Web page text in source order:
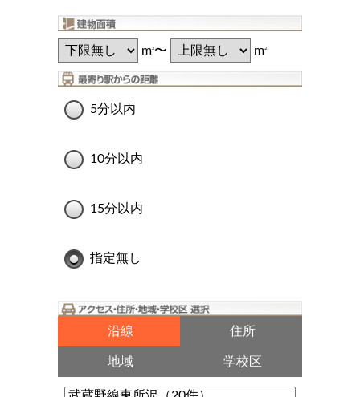
m2〜 m2
5分以内
10分以内
15分以内
指定無し
沿線 住所
地域 学校区